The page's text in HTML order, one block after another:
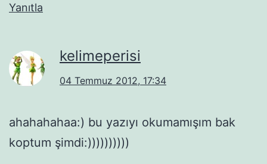
Yanıtla
kelimeperisi
04 Temmuz 2012, 17:34
ahahahahaa:) bu yazıyı okumamışım bak
koptum şimdi:))))))))))